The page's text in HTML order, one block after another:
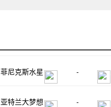
菲尼克斯水星 -
亚特兰大梦想 -